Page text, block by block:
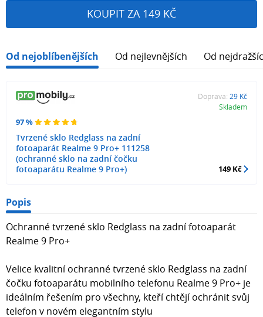
KOUPIT ZA 149 KČ
Od nejoblíbenějších Od nejlevnějších Od
97 %
Tvrzené sklo Redglass na zadní
fotoaparát Realme 9 Pro+ 111258
(ochranné sklo na zadní čočku
fotoaparátu Realme 9 Pro+)
Doprava: 29 Kč
Skladem
149 Kč
Popis
Ochranné tvrzené sklo Redglass na zadní fotoaparát
Realme 9 Pro+
Velice kvalitní ochranné tvrzené sklo Redglass na zadní
čočku fotoaparátu mobilního telefonu Realme 9 Pro+ je
ideálním řešením pro všechny, kteří chtějí ochránit svůj
telefon v novém elegantním stylu